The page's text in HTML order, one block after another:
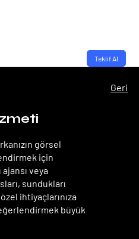
Teklif Al
görsel
için
veya
sundukları
ihtiyaçlarınıza
büyük
Geri